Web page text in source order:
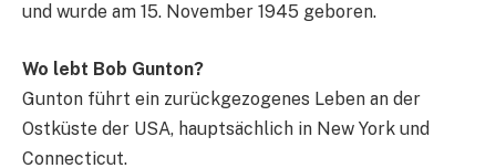
und wurde am 15. November 1945 geboren.
Wo lebt Bob Gunton?
Gunton führt ein zurückgezogenes Leben an der
Ostküste der USA, hauptsächlich in New York und
Connecticut.